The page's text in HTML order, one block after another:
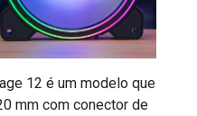
12 é um modelo que
mm com conector de